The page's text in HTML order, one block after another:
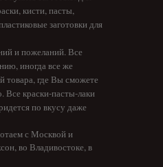
кисти,пасты,
заготовки для
и пожеланий. Все
иногда все же
товара, где Вы сможете
Все краски-пасты-лаки
по вкусу даже
с Москвой и
во Владивостоке, в